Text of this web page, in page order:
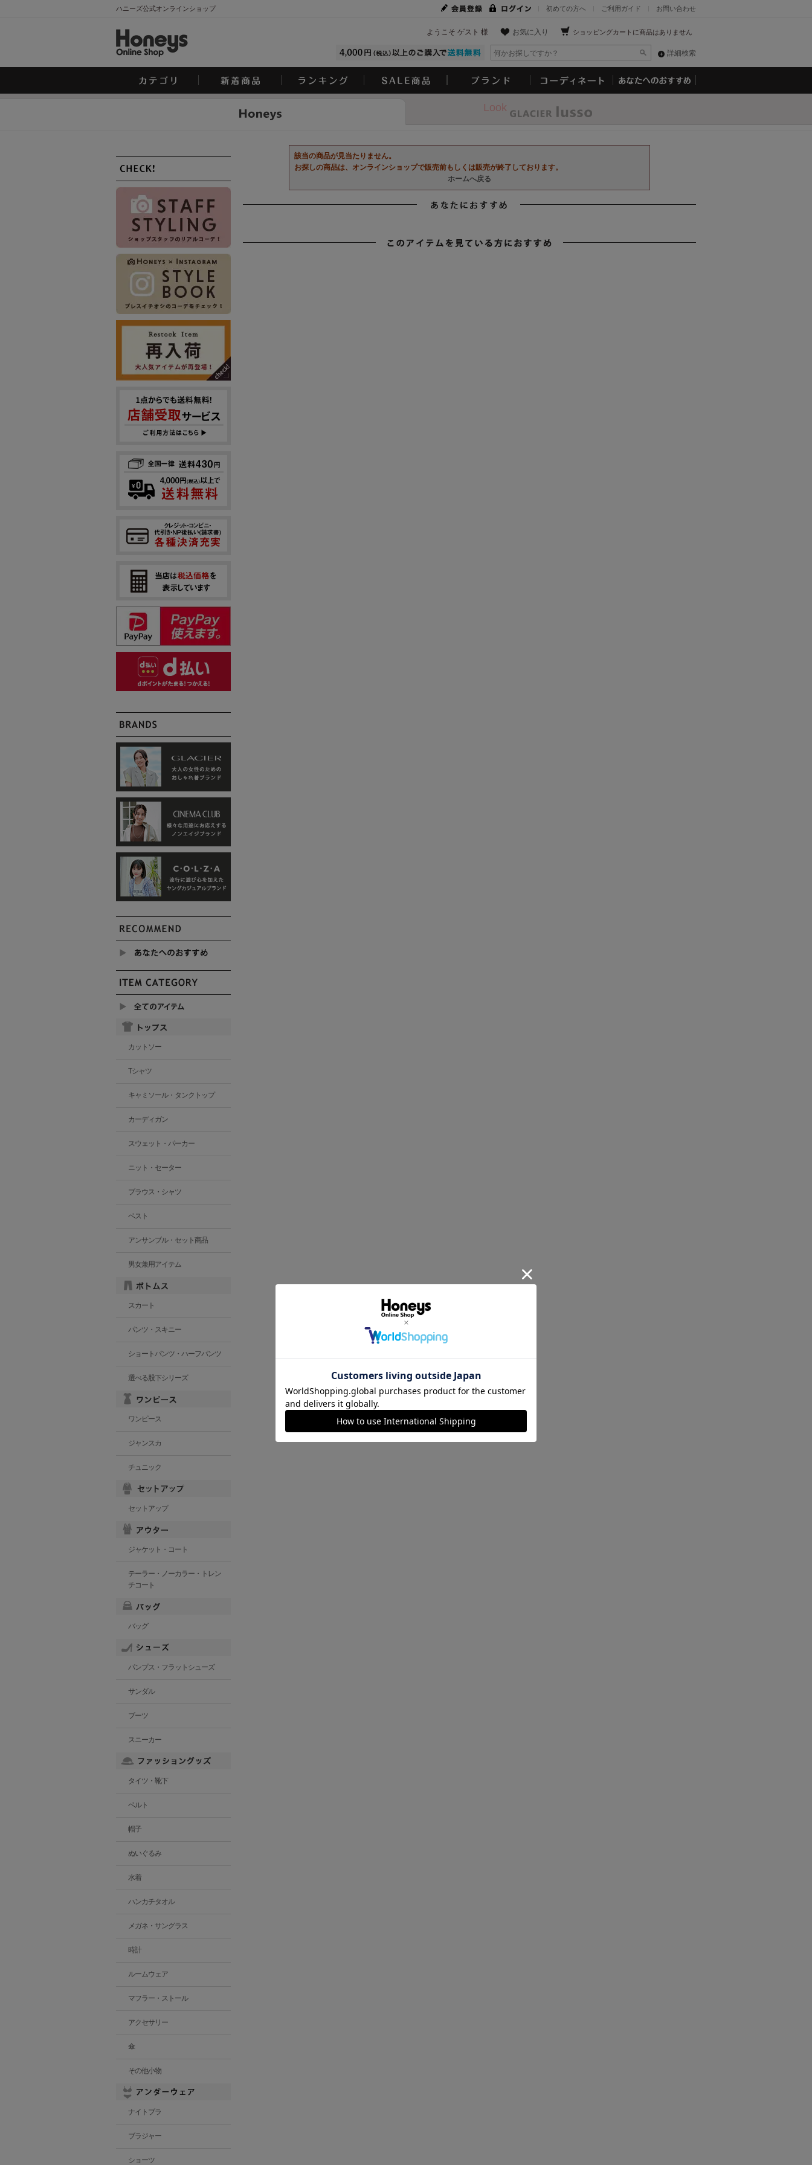
ハニーズ公式オンラインショップ お問い合わせ
ご利用ガイド
初めての方へ
ショッピングカートに商品はありません
お気に入り
ようこそ ゲスト 様
詳細検索
Look
該当の商品が見当たりません。
お探しの商品は、オンラインショップで販売前もしくは販売が終了しております。
ホームへ戻る
カットソー
Tシャツ
キャミソール・タンクトップ
カーディガン
スウェット・パーカー
ニット・セーター
ブラウス・シャツ
ベスト
アンサンブル・セット商品
男女兼用アイテム
スカート
パンツ・スキニー
ショートパンツ・ハーフパンツ
選べる股下シリーズ
ワンピース
ジャンスカ
チュニック
セットアップ
ジャケット・コート
テーラー・ノーカラー・トレン
チコート
バッグ
パンプス・フラットシューズ
サンダル
ブーツ
スニーカー
タイツ・靴下
ベルト
帽子
ぬいぐるみ
水着
ハンカチタオル
メガネ・サングラス
時計
ルームウェア
マフラー・ストール
アクセサリー
傘
その他小物
ナイトブラ
ブラジャー
ショーツ